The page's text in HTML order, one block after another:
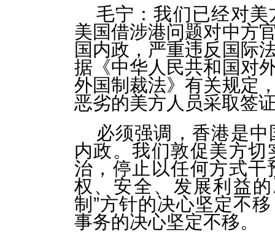
毛宁：我们已经对
美国借涉港问题对中方
国内政，严重违反国际
据《中华人民共和国对
外国制裁法》有关规定
恶劣的美方人员采取签
必须强调，香港是
内政。我们敦促美方
治，停止以任何方式
权、安全、发展利益
制”方针的决心坚定不
事务的决心坚定不移。